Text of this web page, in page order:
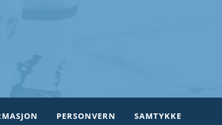
PERSONVERN SAMTYKKE